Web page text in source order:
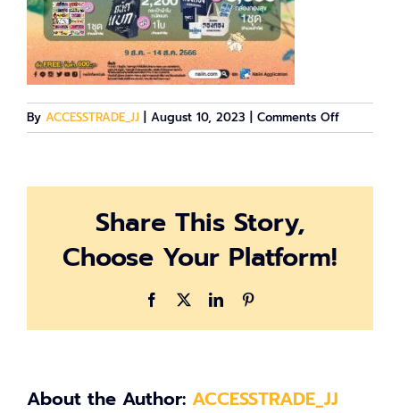
By ACCESSTRADE_JJ August 10, 2023 Comments Offon
AW
Share This Story,
Choose Your Platform!
Facebook LinkedIn
About the Author: ACCESSTRADE_JJ